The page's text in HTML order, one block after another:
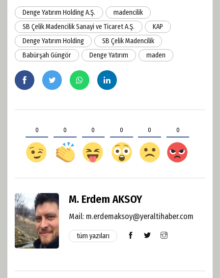
Denge Yatırım Holding A.Ş.
madencilik
SB Çelik Madencilik Sanayi ve Ticaret A.Ş.
KAP
Denge Yatırım Holding
SB Çelik Madencilik
Babürşah Güngör
Denge Yatırım maden
0 0 0 0 0 0
M. Erdem AKSOY
Mail: m.erdemaksoy@yeraltihaber.com
tüm yazıları